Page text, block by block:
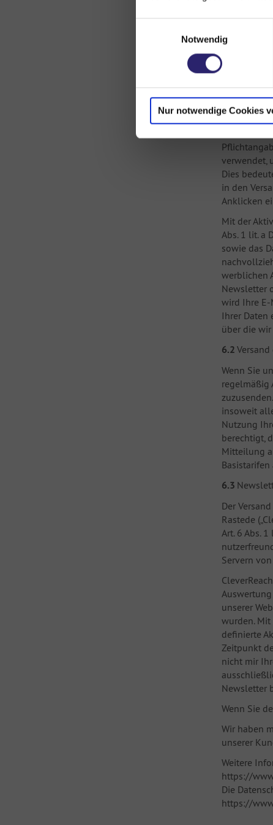
Notwendig
Nur notwendige Cookies
des
Abwicklung
eingewilligt
6)
6.1
Wenn Sie
verwendet,
Dies
in den
Anklicken
Mit der
Abs. 1 lit. a
sowie das
werblichen
Newsletter
wird Ihre E-
Ihrer
über die
6.2
Wenn Sie
regelmäßig
insoweit
Nutzung
berechtigt,
Mitteilung
6.3
Der
Rastede
Art. 6 Abs.
Servern
unserer
wurden. Mit
definierte
Zeitpunkt
nicht mir
Newsletter
Wenn Sie
Wir haben
unserer
Weitere
https://
Die
https://